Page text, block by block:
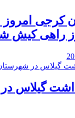
کرجی امروز
راهی کیش
گیلاس